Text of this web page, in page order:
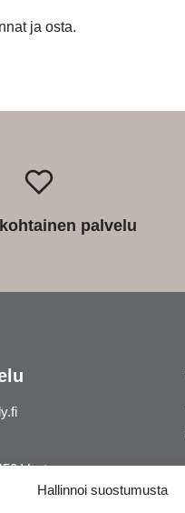
Hallinnoi suostumusta
ja osta.
palvelu
Vantaa